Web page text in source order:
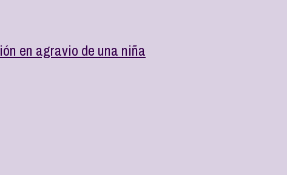
en agravio de una niña